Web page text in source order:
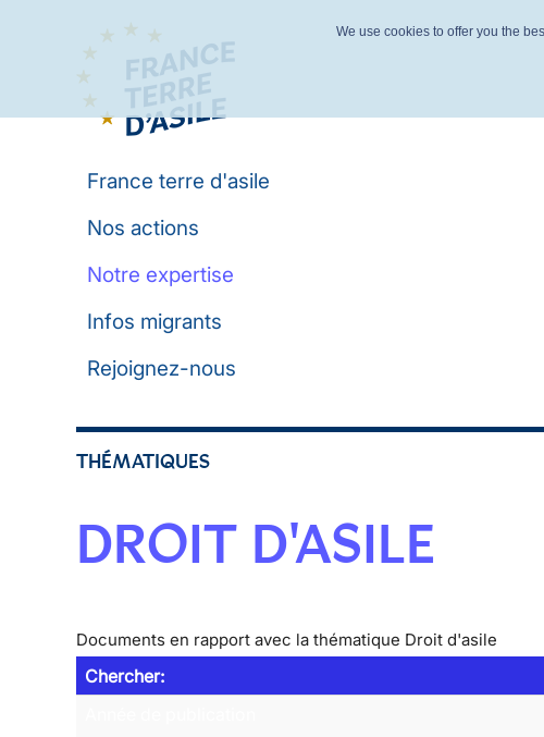
France terre d'asile
Nos actions
Notre expertise
Infos migrants
Rejoignez-nous
THÉMATIQUES
DROIT D'ASILE
Documents en rapport avec la thématique Droit d'asile
Chercher:
We use cookies to offer you the